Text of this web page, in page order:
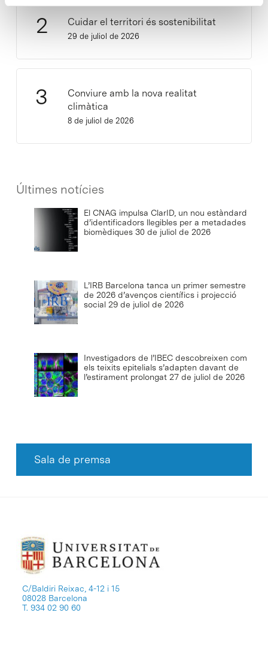
Cuidar el territori és sostenibilitat
29 de juliol de 2026
Conviure amb la nova realitat
climàtica
8 de juliol de 2026
Últimes notícies
El CNAG impulsa ClarID, un nou estàndard
d’identificadors llegibles per a metadades
biomèdiques 30 de juliol de 2026
L’IRB Barcelona tanca un primer semestre
de 2026 d’avenços científics i projecció
social 29 de juliol de 2026
Investigadors de l’IBEC descobreixen com
els teixits epitelials s’adapten davant de
l’estirament prolongat 27 de juliol de 2026
Sala de premsa
C/Baldiri Reixac, 4-12 i 15
08028 Barcelona
T. 934 02 90 60